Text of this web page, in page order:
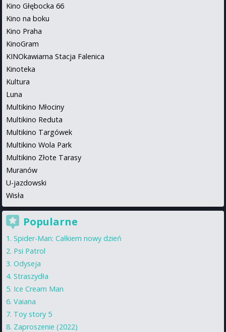
Kino Głębocka 66
Kino na boku
Kino Praha
KinoGram
KINOkawiarna Stacja Falenica
Kinoteka
Kultura
Luna
Multikino Młociny
Multikino Reduta
Multikino Targówek
Multikino Wola Park
Multikino Złote Tarasy
Muranów
U-jazdowski
Wisła
Popularne
Spider-Man: Całkiem nowy dzień
Psi Patrol
Odyseja
Straszydła
Ice Cream Man
Vaiana
Toy story 5
Zaproszenie (2022)